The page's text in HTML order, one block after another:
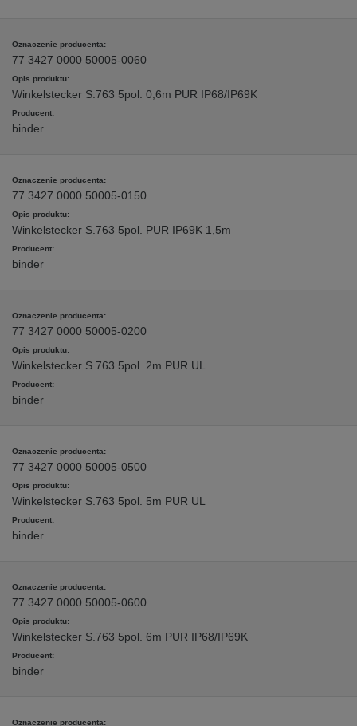
77 3427 0000 50005-0060
Winkelstecker S.763 5pol. 0,6m PUR IP68/IP69K
binder
77 3427 0000 50005-0150
Winkelstecker S.763 5pol. PUR IP69K 1,5m
binder
77 3427 0000 50005-0200
Winkelstecker S.763 5pol. 2m PUR UL
binder
77 3427 0000 50005-0500
Winkelstecker S.763 5pol. 5m PUR UL
binder
77 3427 0000 50005-0600
Winkelstecker S.763 5pol. 6m PUR IP68/IP69K
binder